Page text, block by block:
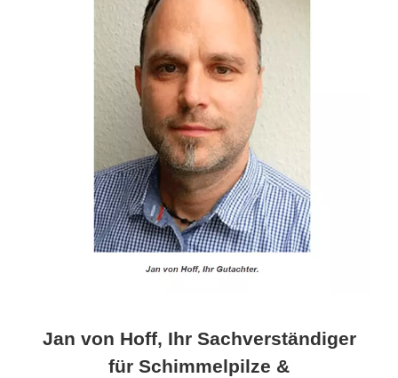
Jan von Hoff, Ihr Sachverständiger
für Schimmelpilze &